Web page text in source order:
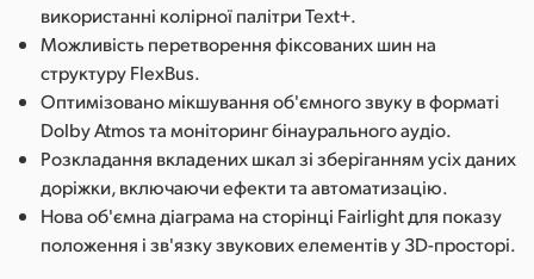
використанні колірної палітри Text+.
Можливість перетворення фіксованих шин на
структуру FlexBus.
Оптимізовано мікшування об'ємного звуку в форматі
Dolby Atmos та моніторинг бінаурального аудіо.
Розкладання вкладених шкал зі зберіганням усіх даних
доріжки, включаючи ефекти та автоматизацію.
Нова об'ємна діаграма на сторінці Fairlight для показу
положення і зв'язку звукових елементів у 3D-просторі.